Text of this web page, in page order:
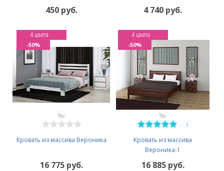
450 руб. 4 740 руб.
Кровать из массива Вероника
4 цвета
16 775 руб.
-50%
1
Кровать из массива
Вероника-1
4 цвета
16 885 руб.
-50%